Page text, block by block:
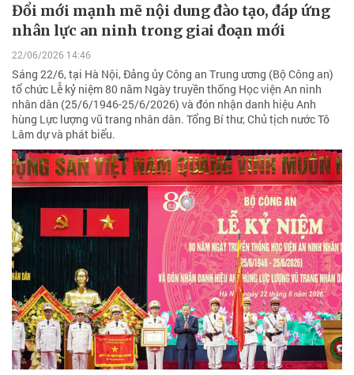
Đổi mới mạnh mẽ nội dung đào tạo, đáp ứng
nhân lực an ninh trong giai đoạn mới
22/06/2026 14:46
Sáng 22/6, tại Hà Nội, Đảng ủy Công an Trung ương (Bộ Công an)
tổ chức Lễ kỷ niệm 80 năm Ngày truyền thống Học viện An ninh
nhân dân (25/6/1946-25/6/2026) và đón nhận danh hiệu Anh
hùng Lực lượng vũ trang nhân dân. Tổng Bí thư, Chủ tịch nước Tô
Lâm dự và phát biểu.